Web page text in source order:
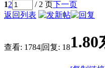
12 / 2 页下一页
返回列表
查看: 1784|回复: 18